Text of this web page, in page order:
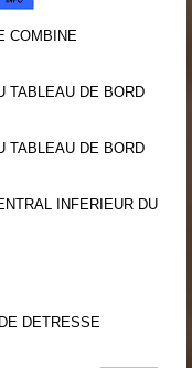
COMBINE
TABLEAU DE BORD
TABLEAU DE BORD
INFERIEUR DU
DETRESSE